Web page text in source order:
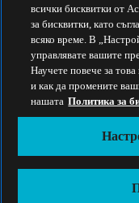
Корпоративна
Въглероден
Project Humanity
Earthion
Правила за
Правила за
Правна бележка
Допълнителна правна
Политика за
Настройки на
България - Български
всички бисквитки от
за бисквитки, като
всяко време. В
управлявате вашите
Научете повече за
и как да промените
нашата Политика за